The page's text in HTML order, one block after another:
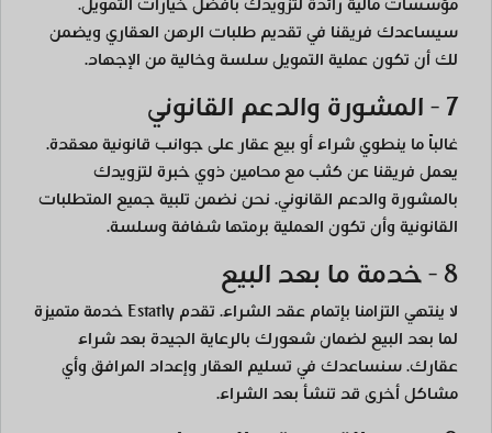
مؤسسات مالية رائدة لتزويدك بأفضل خيارات التمويل.
سيساعدك فريقنا في تقديم طلبات الرهن العقاري ويضمن
لك أن تكون عملية التمويل سلسة وخالية من الإجهاد.
7 - المشورة والدعم القانوني
غالباً ما ينطوي شراء أو بيع عقار على جوانب قانونية معقدة.
يعمل فريقنا عن كثب مع محامين ذوي خبرة لتزويدك
بالمشورة والدعم القانوني. نحن نضمن تلبية جميع المتطلبات
القانونية وأن تكون العملية برمتها شفافة وسلسة.
8 - خدمة ما بعد البيع
لا ينتهي التزامنا بإتمام عقد الشراء. تقدم Estatly خدمة متميزة
لما بعد البيع لضمان شعورك بالرعاية الجيدة بعد شراء
عقارك. سنساعدك في تسليم العقار وإعداد المرافق وأي
مشاكل أخرى قد تنشأ بعد الشراء.